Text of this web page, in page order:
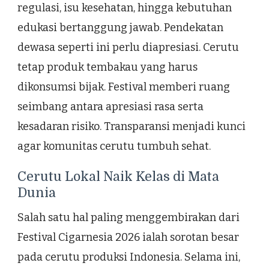
regulasi, isu kesehatan, hingga kebutuhan
edukasi bertanggung jawab. Pendekatan
dewasa seperti ini perlu diapresiasi. Cerutu
tetap produk tembakau yang harus
dikonsumsi bijak. Festival memberi ruang
seimbang antara apresiasi rasa serta
kesadaran risiko. Transparansi menjadi kunci
agar komunitas cerutu tumbuh sehat.
Cerutu Lokal Naik Kelas di Mata
Dunia
Salah satu hal paling menggembirakan dari
Festival Cigarnesia 2026 ialah sorotan besar
pada cerutu produksi Indonesia. Selama ini,